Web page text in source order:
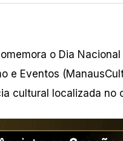
o Dia
e Eventos
cultural localizada no